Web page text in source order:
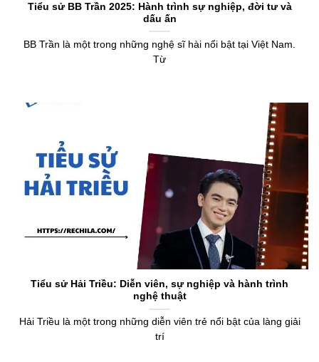
Tiểu sử BB Trần 2025: Hành trình sự nghiệp, đời tư và
dấu ấn
BB Trần là một trong những nghệ sĩ hài nổi bật tại Việt Nam.
Từ
Tiểu sử Hải Triều: Diễn viên, sự nghiệp và hành trình
nghệ thuật
Hải Triều là một trong những diễn viên trẻ nổi bật của làng giải
trí